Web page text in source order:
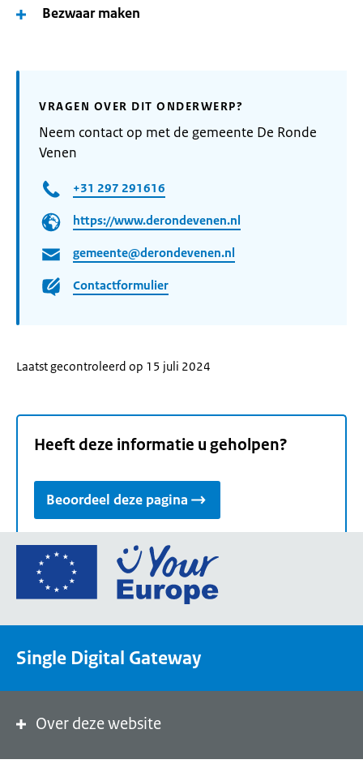
Bezwaar maken
VRAGEN OVER DIT ONDERWERP?
Neem contact op met de gemeente De Ronde
Venen
+31 297 291616
https://www.derondevenen.nl
gemeente@derondevenen.nl
Contactformulier
Laatst gecontroleerd op 15 juli 2024
Heeft deze informatie u geholpen?
Beoordeel deze pagina
Ga
de
een
de
Single Digital Gateway
Over deze website